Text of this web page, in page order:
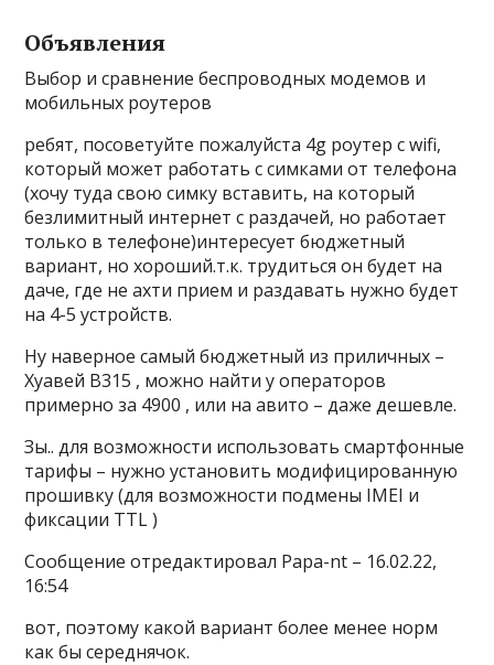
Объявления
Выбор и сравнение беспроводных модемов и
мобильных роутеров
ребят, посоветуйте пожалуйста 4g роутер с wifi,
который может работать с симками от телефона
(хочу туда свою симку вставить, на который
безлимитный интернет с раздачей, но работает
только в телефоне)интересует бюджетный
вариант, но хороший.т.к. трудиться он будет на
даче, где не ахти прием и раздавать нужно будет
на 4-5 устройств.
Ну наверное самый бюджетный из приличных –
Хуавей B315 , можно найти у операторов
примерно за 4900 , или на авито – даже дешевле.
Зы.. для возможности использовать смартфонные
тарифы – нужно установить модифицированную
прошивку (для возможности подмены IMEI и
фиксации TTL )
Сообщение отредактировал Papa-nt – 16.02.22,
16:54
вот, поэтому какой вариант более менее норм
как бы середнячок.